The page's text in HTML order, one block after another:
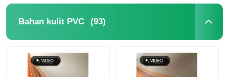
Kulit Alcantara
Kulit Otomotif
Bahan kulit PVC (93)